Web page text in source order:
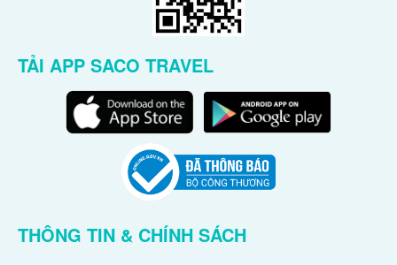
TẢI APP SACO TRAVEL
THÔNG TIN & CHÍNH SÁCH